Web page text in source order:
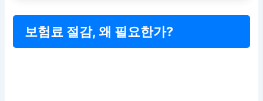
보험료 절감, 왜 필요한가?